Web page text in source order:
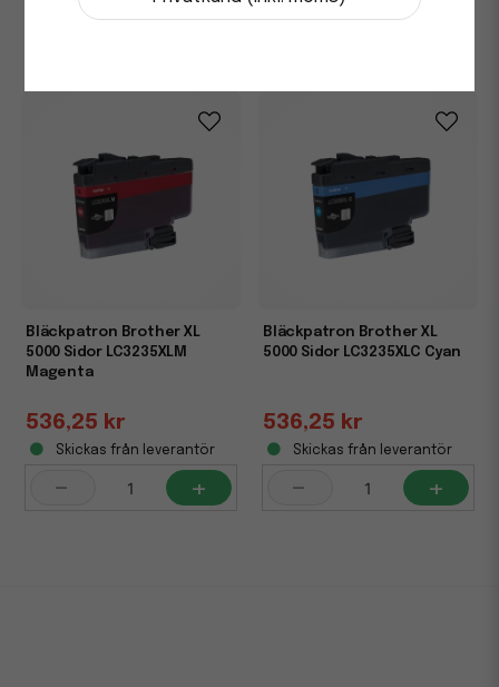
Skickas från leverantör
Bläckpatron Brother XL
5000 Sidor LC3235XLM
Magenta
536,25 kr
Skickas från leverantör
- +
Bläckpatron Brother XL
5000 Sidor LC3235XLC Cyan
536,25 kr
Skickas från leverantör
- +